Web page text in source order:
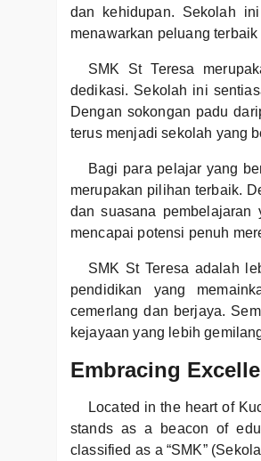
dan kehidupan. Sekolah
menawarkan peluang
SMK St Teresa
dedikasi. Sekolah ini
Dengan sokongan padu
terus menjadi sekolah yang
Bagi para pelajar yang
merupakan pilihan terbaik.
dan suasana pembelajaran
mencapai potensi penuh
SMK St Teresa adalah
pendidikan yang
cemerlang dan berjaya.
kejayaan yang lebih
Embracing
Located in the heart of
stands as a beacon of
classified as a “SMK”